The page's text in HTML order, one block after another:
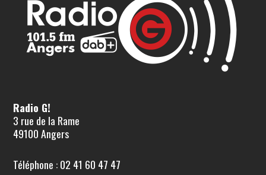
Radio G!
3 rue de la Rame
49100 Angers
Téléphone : 02 41 60 47 47